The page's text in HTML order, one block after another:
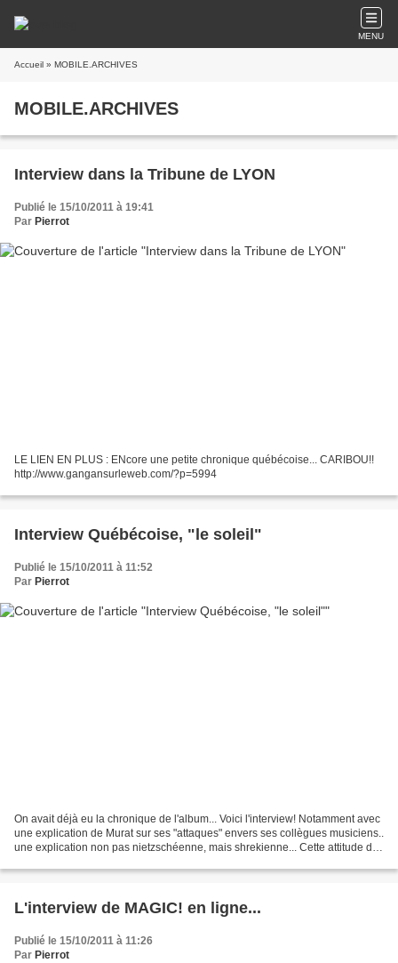
MENU
Accueil » MOBILE.ARCHIVES
MOBILE.ARCHIVES
Interview dans la Tribune de LYON
Publié le 15/10/2011 à 19:41
Par Pierrot
LE LIEN EN PLUS : ENcore une petite chronique québécoise... CARIBOU!!
http://www.gangansurleweb.com/?p=5994
Interview Québécoise, "le soleil"
Publié le 15/10/2011 à 11:52
Par Pierrot
On avait déjà eu la chronique de l'album... Voici l'interview! Notamment avec
une explication de Murat sur ses "attaques" envers ses collègues musiciens..
une explication non pas nietzschéenne, mais shrekienne... Cette attitude de
L'interview de MAGIC! en ligne...
Publié le 15/10/2011 à 11:26
Par Pierrot